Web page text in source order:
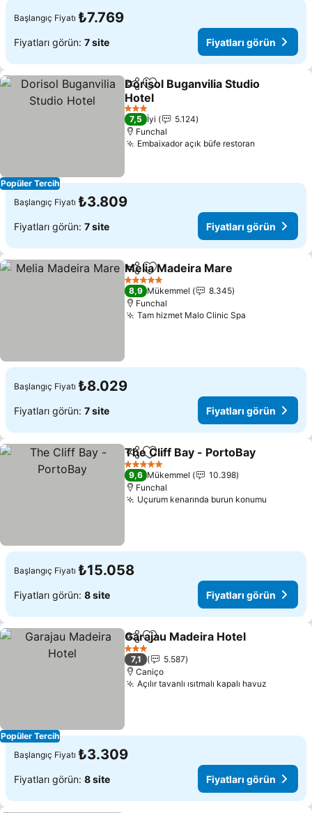
Başlangıç Fiyatı ₺7.769
Fiyatları görün: 7 site Fiyatları görün
Popüler Tercih
PaylaşFavorilerime ekle
Dorisol Buganvilia Studio
Hotel
Fiyatları görün
3 Yıldız
7,5 İyi
5.124
Funchal
Embaixador açık büfe restoran
Başlangıç Fiyatı ₺3.809
Fiyatları görün: 7 site Fiyatları görün
PaylaşFavorilerime ekle
Melia Madeira Mare
5 Yıldız
8,9 Mükemmel
8.345
Funchal
Tam hizmet Malo Clinic Spa
Başlangıç Fiyatı ₺8.029
Fiyatları görün: 7 site Fiyatları görün
PaylaşFavorilerime ekle
The Cliff Bay - PortoBay
5 Yıldız
9,6 Mükemmel
10.398
Funchal
Uçurum kenarında burun konumu
Başlangıç Fiyatı ₺15.058
Fiyatları görün: 8 site Fiyatları görün
Popüler Tercih
PaylaşFavorilerime ekle
Garajau Madeira Hotel
3 Yıldız
7,1
5.587
Caniço
Açılır tavanlı ısıtmalı kapalı havuz
Başlangıç Fiyatı ₺3.309
Fiyatları görün: 8 site Fiyatları görün